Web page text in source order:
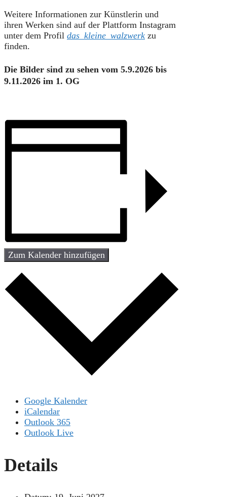
Weitere Informationen zur Künstlerin und
ihren Werken sind auf der Plattform Instagram
unter dem Profil das_kleine_walzwerk zu
finden.
Die Bilder sind zu sehen vom 5.9.2026 bis
9.11.2026 im 1. OG
Zum Kalender hinzufügen
Google Kalender
iCalendar
Outlook 365
Outlook Live
Details